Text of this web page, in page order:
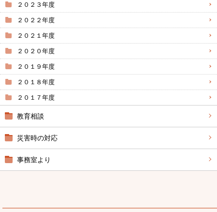
２０２３年度
２０２２年度
２０２１年度
２０２０年度
２０１９年度
２０１８年度
２０１７年度
教育相談
災害時の対応
事務室より